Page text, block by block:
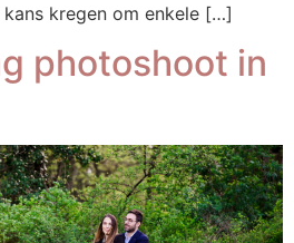
kregen om enkele […]
photoshoot in